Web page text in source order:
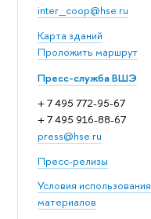
inter_coop@hse.ru
Карта зданий
Проложить маршрут
Пресс-служба ВШЭ
+ 7 495 772-95-67
+ 7 495 916-88-67
press@hse.ru
Пресс-релизы
Условия использования
материалов